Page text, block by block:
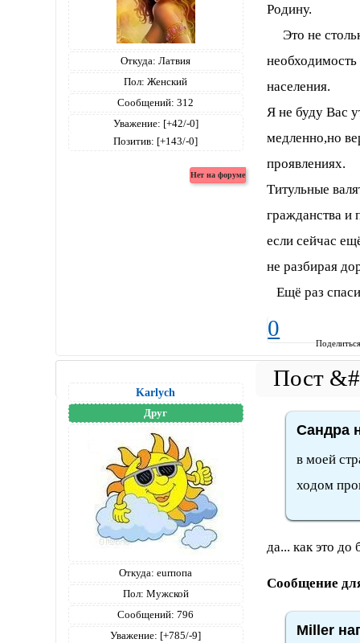
Откуда: Латвия
Пол: Женский
Сообщений: 312
Уважение: [+42/-0]
Позитив: [+143/-0]
Родину.
Это не
населения.
Я не буду Вас
медленно,но
проявлениях.
Титульные
гражданства и
если сейчас
не разбирая
Ещё раз
0
Karlych
Друг
Откуда: eurпопа
Пол: Мужской
Сообщений: 796
Уважение: [+785/-9]
Сандра
в моей
ходом
да... как это до
Сообщение
Miller